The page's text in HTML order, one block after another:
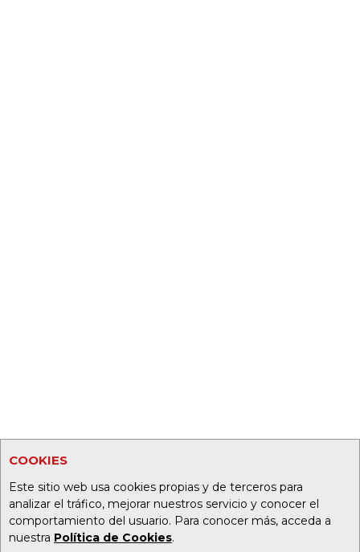
COOKIES
Este sitio web usa cookies propias y de terceros para
analizar el tráfico, mejorar nuestros servicio y conocer el
comportamiento del usuario. Para conocer más, acceda a
nuestra Política de Cookies.